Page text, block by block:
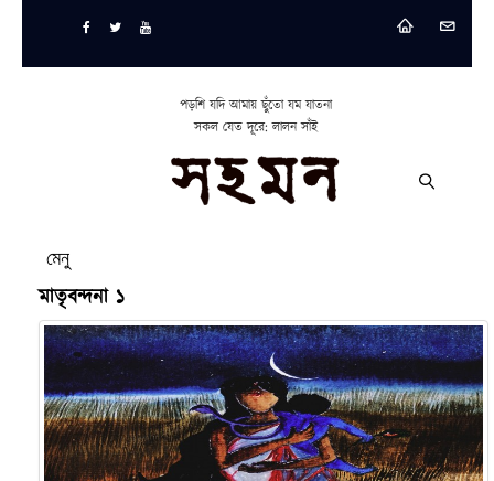
পড়শি যদি আমায় ছুঁতো যম যাতনা
সকল যেত দূরে: লালন সাঁই
মেনু
মাতৃবন্দনা ১